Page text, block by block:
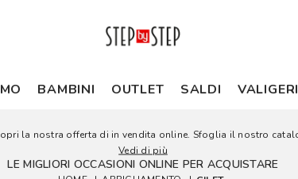
BAMBINI OUTLET SALDI
la nostra offerta di in vendita online. Sfoglia il nostro
Vedi di più
LE MIGLIORI OCCASIONI ONLINE PER ACQUISTARE